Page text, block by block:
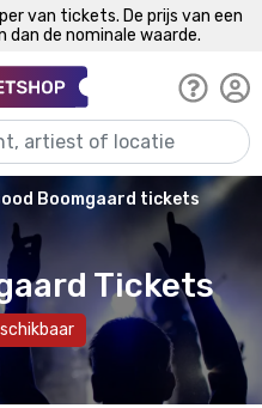
van tickets. De prijs van een
de nominale waarde.
Boomgaard tickets
Tickets